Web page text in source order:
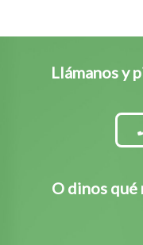
Llámanos y
O dinos